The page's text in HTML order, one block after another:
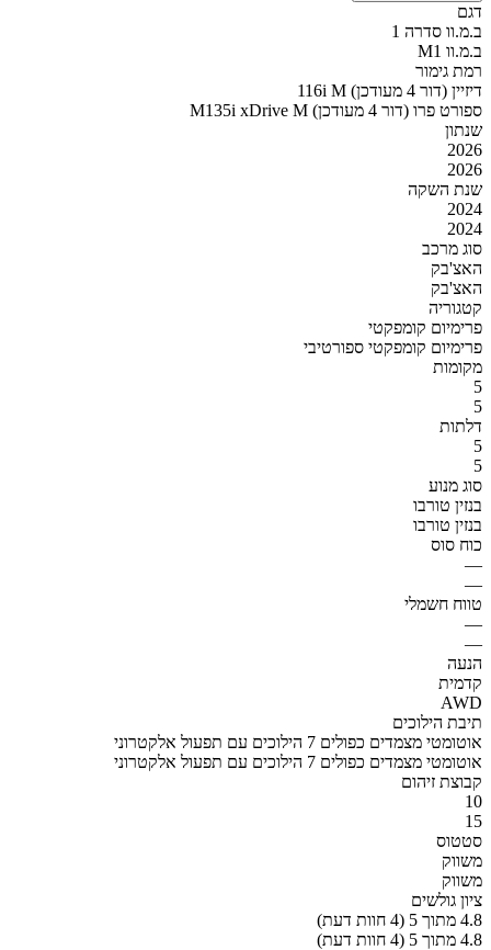
דגם
ב.מ.וו סדרה 1
ב.מ.וו M1
רמת גימור
116i M דיזיין (דור 4 מעודכן)
M135i xDrive M ספורט פרו (דור 4 מעודכן)
שנתון
2026
2026
שנת השקה
2024
2024
סוג מרכב
האצ'בק
האצ'בק
קטגוריה
פרימיום קומפקטי
פרימיום קומפקטי ספורטיבי
מקומות
5
5
דלתות
5
5
סוג מנוע
בנזין טורבו
בנזין טורבו
כוח סוס
—
—
טווח חשמלי
—
—
הנעה
קדמית
AWD
תיבת הילוכים
אוטומטי מצמדים כפולים 7 הילוכים עם תפעול אלקטרוני
אוטומטי מצמדים כפולים 7 הילוכים עם תפעול אלקטרוני
קבוצת זיהום
10
15
סטטוס
משווק
משווק
ציון גולשים
4.8 מתוך 5 (4 חוות דעת)
4.8 מתוך 5 (4 חוות דעת)